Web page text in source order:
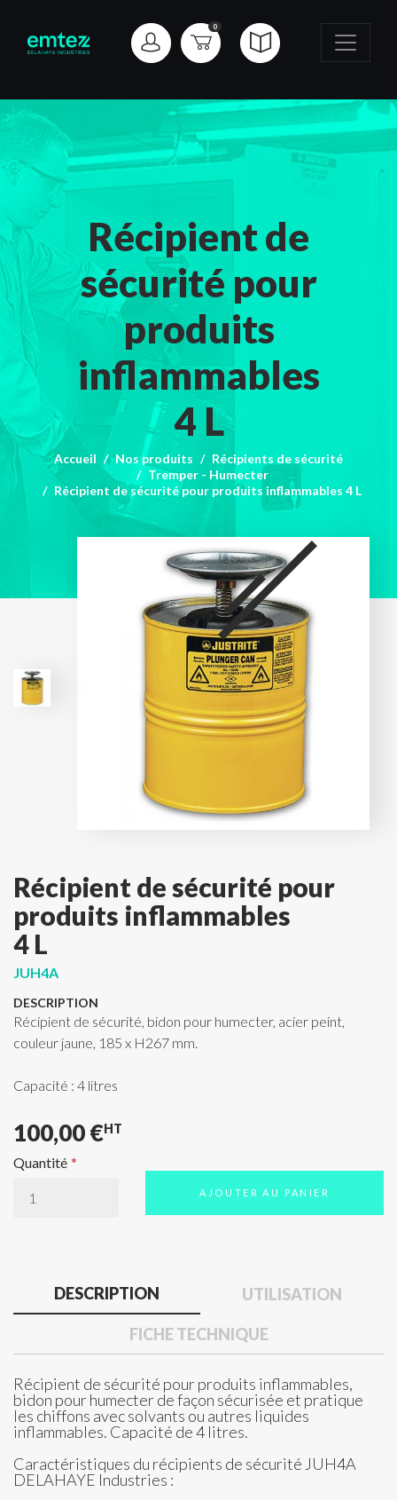
0
Récipient de
sécurité pour
produits
inflammables
4 L
Accueil Nos produits
Récipients de sécurité
Tremper - Humecter
Récipient de sécurité pour produits inflammables 4 L
Récipient de sécurité pour
produits inflammables
4 L
JUH4A
DESCRIPTION
Récipient de sécurité, bidon pour humecter, acier peint,
couleur jaune, 185 x H267 mm.
Capacité : 4 litres
100,00 €HT
Quantité
AJOUTER AU PANIER
DESCRIPTION UTILISATION
FICHE TECHNIQUE
Récipient de sécurité pour produits inflammables,
bidon pour humecter de façon sécurisée et pratique
les chiffons avec solvants ou autres liquides
inflammables. Capacité de 4 litres.
Caractéristiques du récipients de sécurité JUH4A
DELAHAYE Industries :